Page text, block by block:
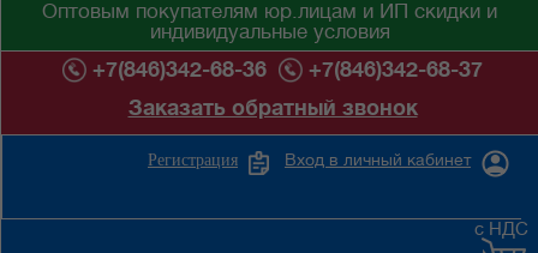
Оптовым покупателям юр.лицам и ИП скидки и
индивидуальные условия
+7(846)342-68-36
+7(846)342-68-37
Заказать обратный звонок
Вход в личный кабинет
Регистрация
с НДС